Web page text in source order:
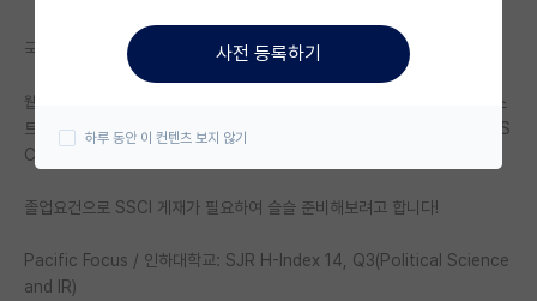
미국 대학원 합격 후기 게시판
대학원생 모집 게시판
연구실(PI) 홍보 게시판
석박사 채용 정보 게시판
임용 정보 게시판
국내 SSCI 학술지 Index 리스트는 혹시 어디에서 볼 수 있을까요?
웹검색해보니까 국내 ssci 리스트 이 정도 나온 것 같은데.. kci등재지 리스
트 같이 (https://www.nrf.re.kr/biz/journal/view?menu_no=13) SS
CI 리스트 (특히 국내 꺼) 볼 수 있는 사이트가 있을까요?
졸업요건으로 SSCI 게재가 필요하여 슬슬 준비해보려고 합니다!
Pacific Focus / 인하대학교: SJR H-Index 14, Q3(Political Science
and IR)
사전 등록하기
하루 동안 이 컨텐츠 보지 않기